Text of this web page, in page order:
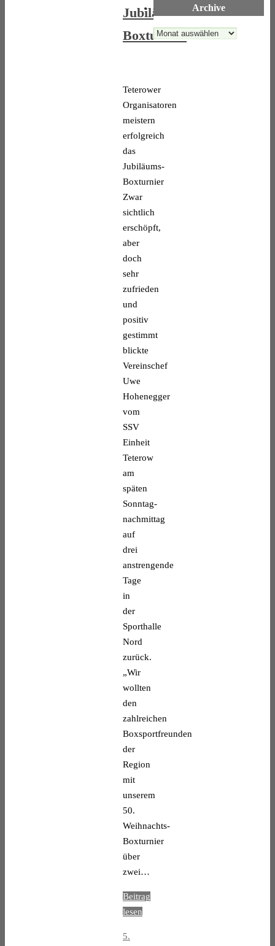
Jubiläums-
Boxturnier
Teterower
Organisatoren
meistern
erfolgreich
das
Jubiläums-
Boxturnier
Zwar
sichtlich
erschöpft,
aber
doch
sehr
zufrieden
und
positiv
gestimmt
blickte
Vereinschef
Uwe
Hohenegger
vom
SSV
Einheit
Teterow
am
späten
Sonntag-
nachmittag
auf
drei
anstrengende
Tage
in
der
Sporthalle
Nord
zurück.
„Wir
wollten
den
zahlreichen
Boxsportfreunden
der
Region
mit
unserem
50.
Weihnachts-
Boxturnier
über
zwei…
Beitrag
lesen
5.
Archive
Archive